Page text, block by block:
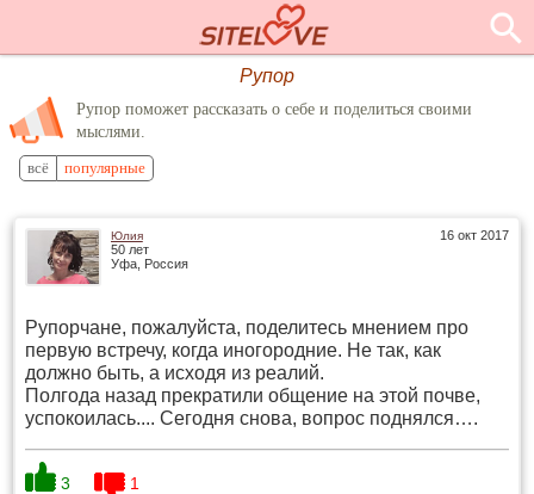
Рупор
Рупор поможет рассказать о себе и поделиться своими
мыслями.
всё популярные
16 окт 2017
Юлия
50 лет
Уфа, Россия
Рупорчане, пожалуйста, поделитесь мнением про
первую встречу, когда иногородние. Не так, как
должно быть, а исходя из реалий.
Полгода назад прекратили общение на этой почве,
успокоилась.... Сегодня снова, вопрос поднялся….
3 1